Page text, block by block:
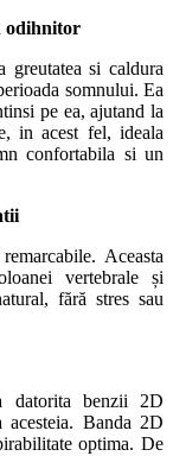
odihnitor
greutatea si caldura
somnului. Ea
pe ea, ajutand la
in acest fel, ideala
confortabila si un
Aceasta
vertebrale și
fără stres sau
datorita benzii 2D
acesteia. Banda 2D
optima. De